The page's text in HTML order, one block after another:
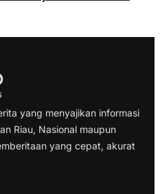
yang menyajikan informasi
Riau, Nasional maupun
yang cepat, akurat